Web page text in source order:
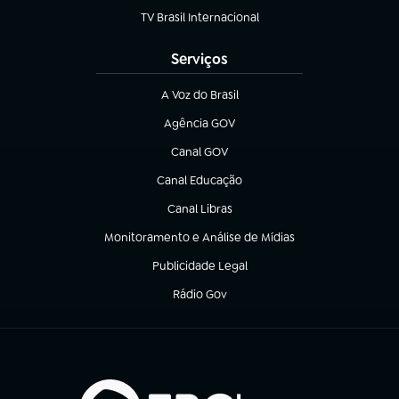
TV Brasil Internacional
(abre em nova aba)
Serviços
A Voz do Brasil
(abre em nova aba)
Agência GOV
(abre em nova aba)
Canal GOV
(abre em nova aba)
Canal Educação
(abre em nova aba)
Canal Libras
(abre em nova aba)
Monitoramento e Análise de Mídias
(abre em nova aba)
Publicidade Legal
(abre em nova aba)
Rádio Gov
(abre em nova aba)